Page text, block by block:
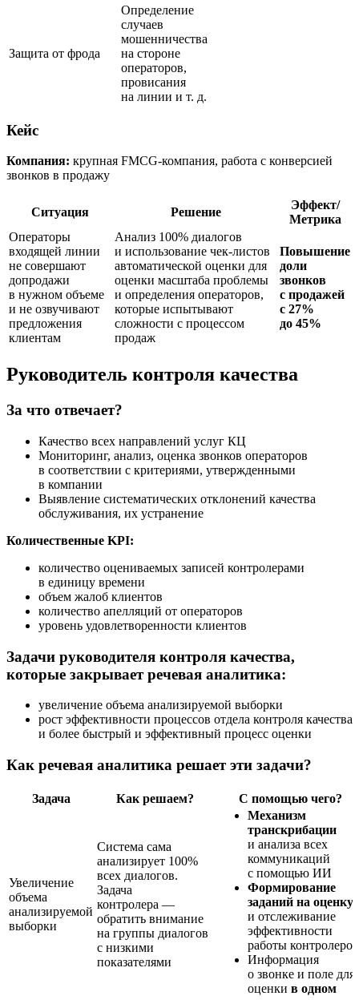
Защита от фрода
Определение
случаев
мошенничества
на стороне
операторов,
провисания
на линии и т. д.
Кейс
Компания: крупная FMCG-компания, работа с конверсией
звонков в продажу
Ситуация Решение
Эффект/
Метрика
Операторы
входящей линии
не совершают
допродажи
в нужном объеме
и не озвучивают
предложения
клиентам
Анализ 100% диалогов
и использование чек-листов
автоматической оценки для
оценки масштаба проблемы
и определения операторов,
которые испытывают
сложности с процессом
продаж
Повышение
доли
звонков
с продажей
с 27%
до 45%
Руководитель контроля качества
За что отвечает?
Качество всех направлений услуг КЦ
Мониторинг, анализ, оценка звонков операторов
в соответствии с критериями, утвержденными
в компании
Выявление систематических отклонений качества
обслуживания, их устранение
Количественные KPI:
количество оцениваемых записей контролерами
в единицу времени
объем жалоб клиентов
количество апелляций от операторов
уровень удовлетворенности клиентов
Задачи руководителя контроля качества,
которые закрывает речевая аналитика:
увеличение объема анализируемой выборки
рост эффективности процессов отдела контроля качества
и более быстрый и эффективный процесс оценки
Как речевая аналитика решает эти задачи?
Задача Как решаем? С помощью чего?
Увеличение
объема
анализируемой
выборки
Система сама
анализирует 100%
всех диалогов.
Задача
контролера —
обратить внимание
на группы диалогов
с низкими
показателями
Механизм
транскрибации
и анализа всех
коммуникаций
с помощью ИИ
Формирование
заданий на оценку
и отслеживание
эффективности
работы контролеров
Информация
о звонке и поле для
оценки в одном